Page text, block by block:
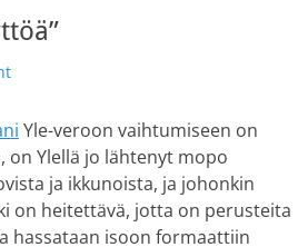
Yle-veroon vaihtumiseen on
on Ylellä jo lähtenyt mopo
ja ikkunoista, ja johonkin
on heitettävä, jotta on perusteita
hassataan isoon formaattiin